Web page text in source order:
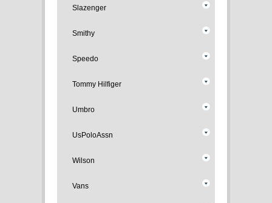
Slazenger
Smithy
Speedo
Tommy Hilfiger
Umbro
UsPoloAssn
Wilson
Vans